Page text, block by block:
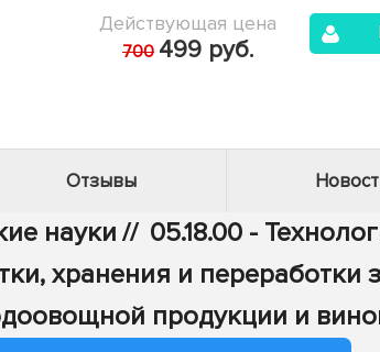
Действующая цена
700 499 руб.
Отзывы
науки // 05.18.00 -
хранения и
продукции и